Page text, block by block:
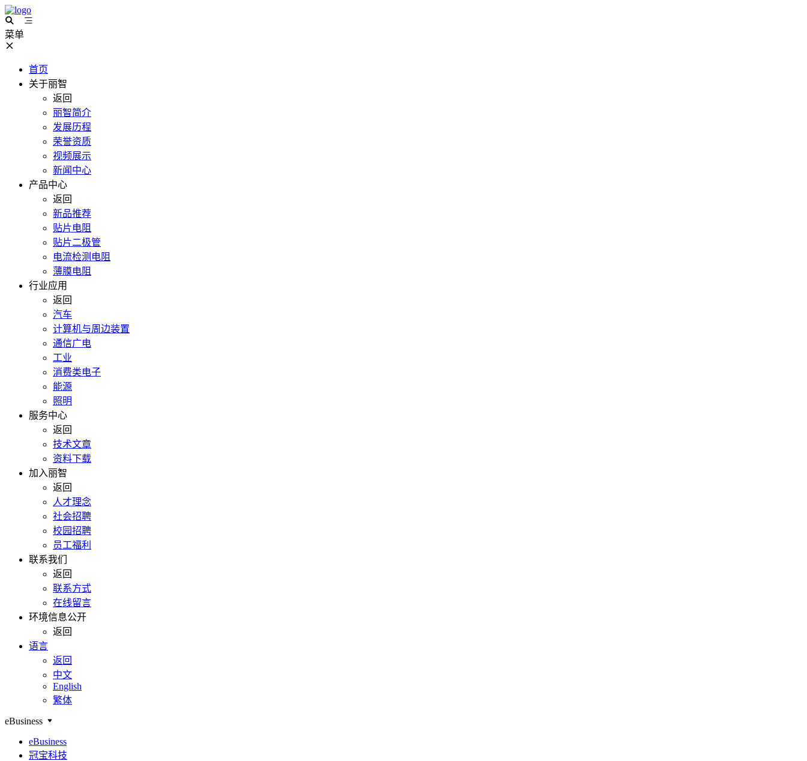
菜单
首页
关于丽智
返回
丽智简介
发展历程
荣誉资质
视频展示
新闻中心
产品中心
返回
新品推荐
贴片电阻
贴片二极管
电流检测电阻
薄膜电阻
行业应用
返回
汽车
计算机与周边装置
通信广电
工业
消费类电子
能源
照明
服务中心
返回
技术文章
资料下载
加入丽智
返回
人才理念
社会招聘
校园招聘
员工福利
联系我们
返回
联系方式
在线留言
环境信息公开
返回
语言
返回
中文
English
繁体
eBusiness
eBusiness
冠宝科技